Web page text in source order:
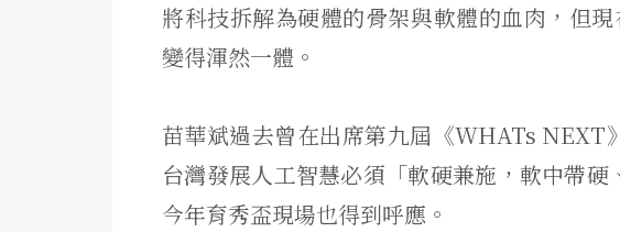
將科技拆解為硬體的骨架與軟體的血肉，但
變得渾然一體。
苗華斌過去曾在出席第九屆《WHATs NEXT
台灣發展人工智慧必須「軟硬兼施，軟中帶
今年育秀盃現場也得到呼應。